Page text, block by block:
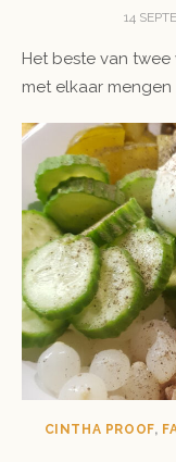
POSTED
14
Het beste van
met elkaar
CINTHA PROOF,